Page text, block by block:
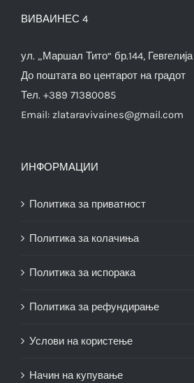
ВИВАИНЕС 4
ул. „Маршал Тито“ бр.144, Гевгелија
До поштата во центарот на градот
Тел. +389 71380085
Email: zlataravivaines@gmail.com
ИНФОРМАЦИИ
Политика за приватност
Политика за колачиња
Политика за испорака
Политика за рефундирање
Услови на користење
Начин на купување